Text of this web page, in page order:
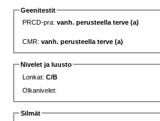
Geenitestit
PRCD-pra:vanh. perusteella terve (a)
CMR:vanh. perusteella terve (a)
Nivelet ja luusto
Lonkat:C/B
Olkanivelet:
Silmät